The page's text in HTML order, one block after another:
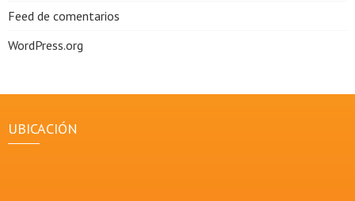
Feed de comentarios
WordPress.org
UBICACIÓN